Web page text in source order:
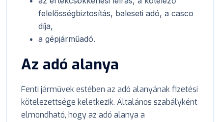
felelősségbiztosítás, baleseti adó, a casco
díja,
a gépjárműadó.
Az adó alanya
Fenti járművek estében az adó alanyának fizetési
kötelezettsége keletkezik. Általános szabályként
elmondható, hogy az adó alanya a